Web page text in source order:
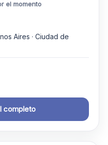
el momento
Aires · Ciudad de
completo